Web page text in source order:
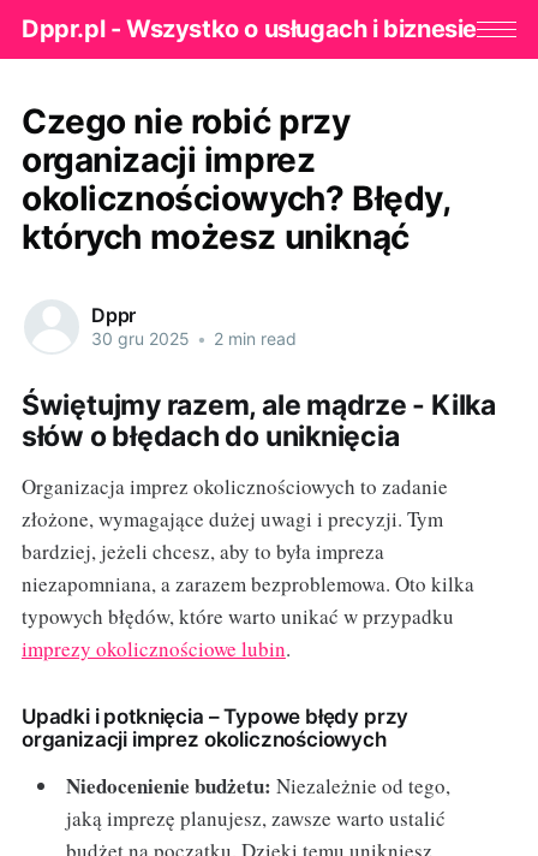
Dppr.pl - Wszystko o usługach i biznesie
Czego nie robić przy
organizacji imprez
okolicznościowych? Błędy,
których możesz uniknąć
Dppr
30 gru 2025 • 2 min read
Świętujmy razem, ale mądrze - Kilka
słów o błędach do uniknięcia
Organizacja imprez okolicznościowych to zadanie
złożone, wymagające dużej uwagi i precyzji. Tym
bardziej, jeżeli chcesz, aby to była impreza
niezapomniana, a zarazem bezproblemowa. Oto kilka
typowych błędów, które warto unikać w przypadku
imprezy okolicznościowe lubin.
Upadki i potknięcia – Typowe błędy przy
organizacji imprez okolicznościowych
Niedocenienie budżetu: Niezależnie od tego,
jaką imprezę planujesz, zawsze warto ustalić
budżet na początku. Dzięki temu unikniesz